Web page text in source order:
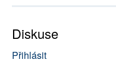
Diskuse
Přihlásit